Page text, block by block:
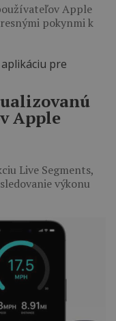
Apple
pokynmi k
Apple
Live Segments,
výkonu